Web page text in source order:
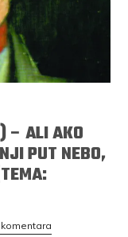
– ALI AKO
PUT NEBO,
komentara